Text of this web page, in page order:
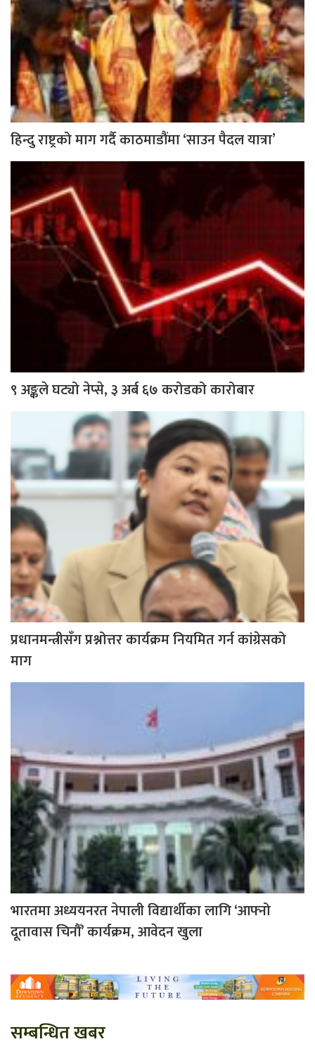
हिन्दु राष्ट्रको माग गर्दै काठमाडौंमा ‘साउन पैदल यात्रा’
९ अङ्कले घट्यो नेप्से, ३ अर्ब ६७ करोडको कारोबार
प्रधानमन्त्रीसँग प्रश्नोत्तर कार्यक्रम नियमित गर्न कांग्रेसको
माग
भारतमा अध्ययनरत नेपाली विद्यार्थीका लागि ‘आफ्नो
दूतावास चिनौँ’ कार्यक्रम, आवेदन खुला
सम्बन्धित खबर